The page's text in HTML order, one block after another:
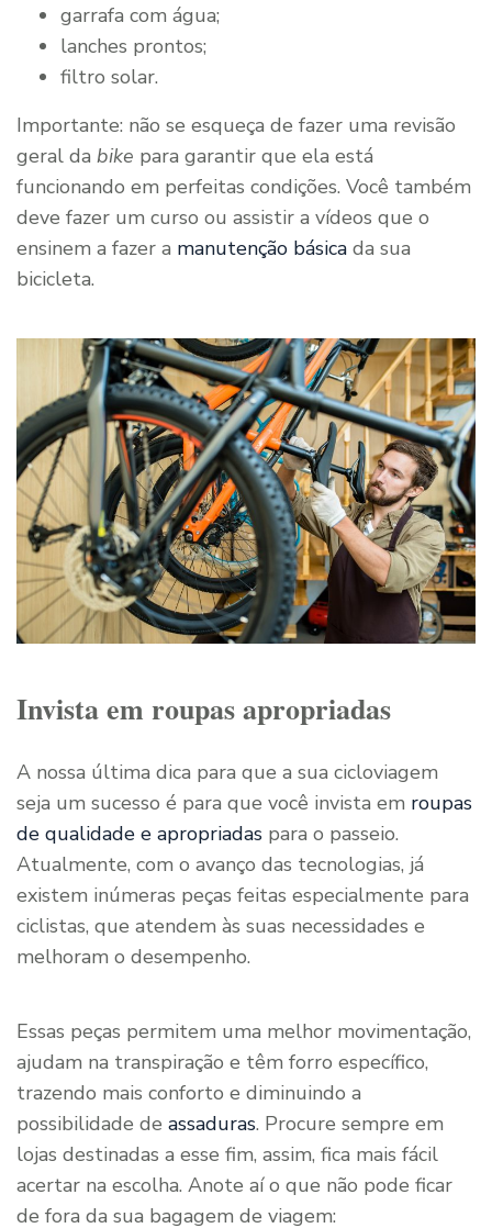
garrafa com água;
lanches prontos;
filtro solar.
Importante: não se esqueça de fazer uma revisão
geral da bike para garantir que ela está
funcionando em perfeitas condições. Você também
deve fazer um curso ou assistir a vídeos que o
ensinem a fazer a manutenção básica da sua
bicicleta.
Invista em roupas apropriadas
A nossa última dica para que a sua cicloviagem
seja um sucesso é para que você invista em roupas
de qualidade e apropriadas para o passeio.
Atualmente, com o avanço das tecnologias, já
existem inúmeras peças feitas especialmente para
ciclistas, que atendem às suas necessidades e
melhoram o desempenho.
Essas peças permitem uma melhor movimentação,
ajudam na transpiração e têm forro específico,
trazendo mais conforto e diminuindo a
possibilidade de assaduras. Procure sempre em
lojas destinadas a esse fim, assim, fica mais fácil
acertar na escolha. Anote aí o que não pode ficar
de fora da sua bagagem de viagem: